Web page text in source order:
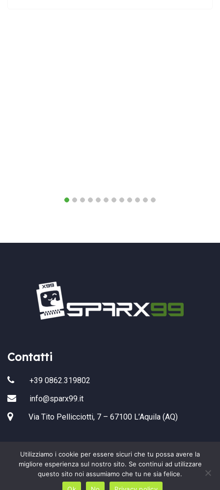
Contatti
+39 0862.319802
info@sparx99.it
Via Tito Pellicciotti, 7 – 67100 L’Aquila (AQ)
Copyright 2022 Sparx99 All Rights Reserved.
Utilizziamo i cookie per essere sicuri che tu possa avere la
migliore esperienza sul nostro sito. Se continui ad utilizzare
questo sito noi assumiamo che tu ne sia felice.